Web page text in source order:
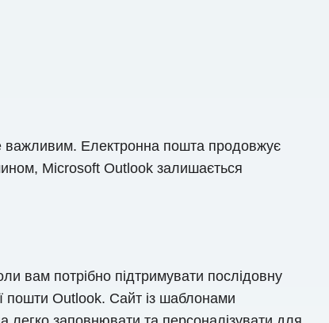
важливим. Електронна пошта продовжує
Microsoft Outlook залишається
вам потрібно підтримувати послідовну
пошти Outlook. Сайт із шаблонами